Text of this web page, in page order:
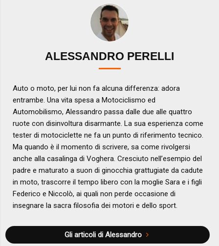
ALESSANDRO PERELLI
Auto o moto, per lui non fa alcuna differenza: adora
entrambe. Una vita spesa a Motociclismo ed
Automobilismo, Alessandro passa dalle due alle quattro
ruote con disinvoltura disarmante. La sua esperienza come
tester di motociclette ne fa un punto di riferimento tecnico.
Ma quando è il momento di scrivere, sa come rivolgersi
anche alla casalinga di Voghera. Cresciuto nell’esempio del
padre e maturato a suon di ginocchia grattugiate da cadute
in moto, trascorre il tempo libero con la moglie Sara e i figli
Federico e Niccolò, ai quali non perde occasione di
insegnare la sacra filosofia dei motori e dello sport.
Gli articoli di Alessandro